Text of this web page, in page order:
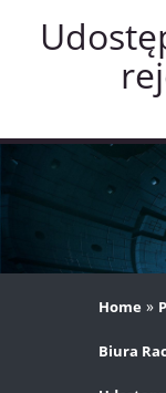
Home »
Biura